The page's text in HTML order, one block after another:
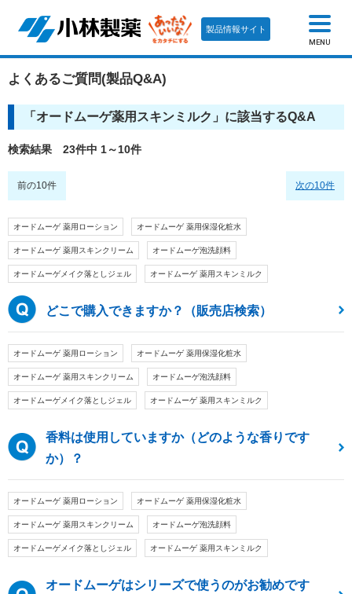
製品情報サイト
MENU
よくあるご質問(製品Q&A)
「 オードムーゲ薬用スキンミルク 」に該当するQ&A
検索結果 23件中 1～10件
前の10件 次の10件
オードムーゲ 薬用ローション オードムーゲ 薬用保湿化粧水
オードムーゲ 薬用スキンクリーム オードムーゲ泡洗顔料
オードムーゲメイク落としジェル オードムーゲ 薬用スキンミルク
どこで購入できますか？（販売店検索）
オードムーゲ 薬用ローション オードムーゲ 薬用保湿化粧水
オードムーゲ 薬用スキンクリーム オードムーゲ泡洗顔料
オードムーゲメイク落としジェル オードムーゲ 薬用スキンミルク
香料は使用していますか（どのような香りです
か）？
オードムーゲ 薬用ローション オードムーゲ 薬用保湿化粧水
オードムーゲ 薬用スキンクリーム オードムーゲ泡洗顔料
オードムーゲメイク落としジェル オードムーゲ 薬用スキンミルク
オードムーゲはシリーズで使うのがお勧めです